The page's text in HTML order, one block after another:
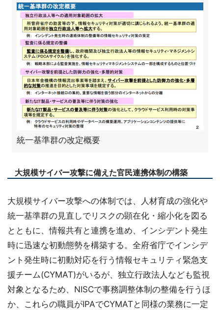
統一基準群の改定概要
大規模サイバー攻撃に備えた官民連携体制の構築
大規模サイバー攻撃への体制では、人材育成の強化や
統一基準群の見直しでリスクの顕在化・縮小化を図る
とともに、情報共有と連携を進め、インシデント発生
時に迅速な初動態勢を構築する。全府省庁でインシデ
ント発生時に初動対応を行う情報セキュリティ緊急支
援チーム(CYMAT)がいるが、独立行政法人なども監視
対象となるため、NISCで事務調整体制の整備を行うほ
か、これらの職員がIPAでCYMATと同様の業務に一定